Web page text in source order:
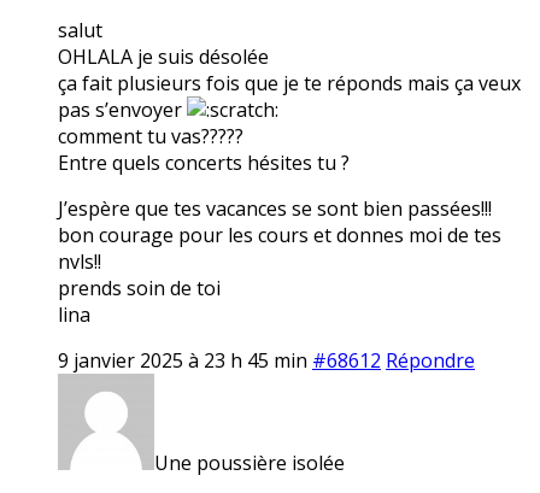
salut
OHLALA je suis désolée
ça fait plusieurs fois que je te réponds mais ça veux
pas s’envoyer
comment tu vas?????
Entre quels concerts hésites tu ?
J’espère que tes vacances se sont bien passées!!!
bon courage pour les cours et donnes moi de tes
nvls!!
prends soin de toi
lina
9 janvier 2025 à 23 h 45 min #68612 Répondre
Une poussière isolée